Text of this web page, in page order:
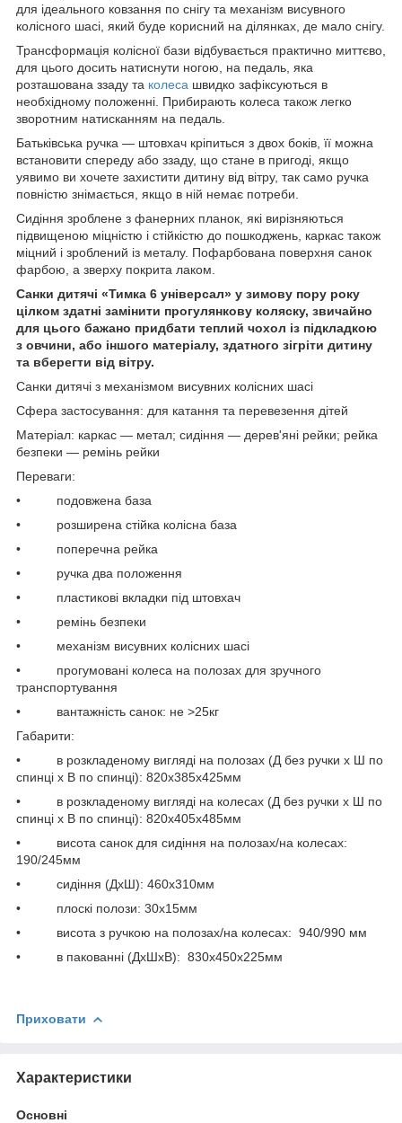
для ідеального ковзання по снігу та механізм висувного
колісного шасі, який буде корисний на ділянках, де мало снігу.
Трансформація колісної бази відбувається практично миттєво,
для цього досить натиснути ногою, на педаль, яка
розташована ззаду та колеса швидко зафіксуються в
необхідному положенні. Прибирають колеса також легко
зворотним натисканням на педаль.
Батьківська ручка — штовхач кріпиться з двох боків, її можна
встановити спереду або ззаду, що стане в пригоді, якщо
уявимо ви хочете захистити дитину від вітру, так само ручка
повністю знімається, якщо в ній немає потреби.
Сидіння зроблене з фанерних планок, які вирізняються
підвищеною міцністю і стійкістю до пошкоджень, каркас також
міцний і зроблений із металу. Пофарбована поверхня санок
фарбою, а зверху покрита лаком.
Санки дитячі «Тимка 6 універсал» у зимову пору року
цілком здатні замінити прогулянкову коляску, звичайно
для цього бажано придбати теплий чохол із підкладкою
з овчини, або іншого матеріалу, здатного зігріти дитину
та вберегти від вітру.
Санки дитячі з механізмом висувних колісних шасі
Сфера застосування: для катання та перевезення дітей
Матеріал: каркас — метал; сидіння — дерев'яні рейки; рейка
безпеки — ремінь рейки
Переваги:
• подовжена база
• розширена стійка колісна база
• поперечна рейка
• ручка два положення
• пластикові вкладки під штовхач
• ремінь безпеки
• механізм висувних колісних шасі
• прогумовані колеса на полозах для зручного
транспортування
• вантажність санок: не >25кг
Габарити:
• в розкладеному вигляді на полозах (Д без ручки х Ш по
спинці х В по спинці): 820х385х425мм
• в розкладеному вигляді на колесах (Д без ручки х Ш по
спинці х В по спинці): 820х405х485мм
• висота санок для сидіння на полозах/на колесах:
190/245мм
• сидіння (ДхШ): 460х310мм
• плоскі полози: 30х15мм
• висота з ручкою на полозах/на колесах: 940/990 мм
• в пакованні (ДхШхВ): 830х450х225мм
Приховати
Характеристики
Основні